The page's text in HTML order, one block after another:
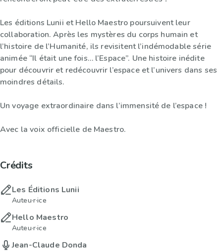
Les éditions Lunii et Hello Maestro poursuivent leur
collaboration. Après les mystères du corps humain et
l’histoire de l’Humanité, ils revisitent l’indémodable série
animée “Il était une fois… l’Espace”. Une histoire inédite
pour découvrir et redécouvrir l’espace et l’univers dans ses
moindres détails.
Un voyage extraordinaire dans l’immensité de l’espace !
Avec la voix officielle de Maestro.
Crédits
Les Éditions Lunii
Auteu·r·ice
Hello Maestro
Auteu·r·ice
Jean-Claude Donda